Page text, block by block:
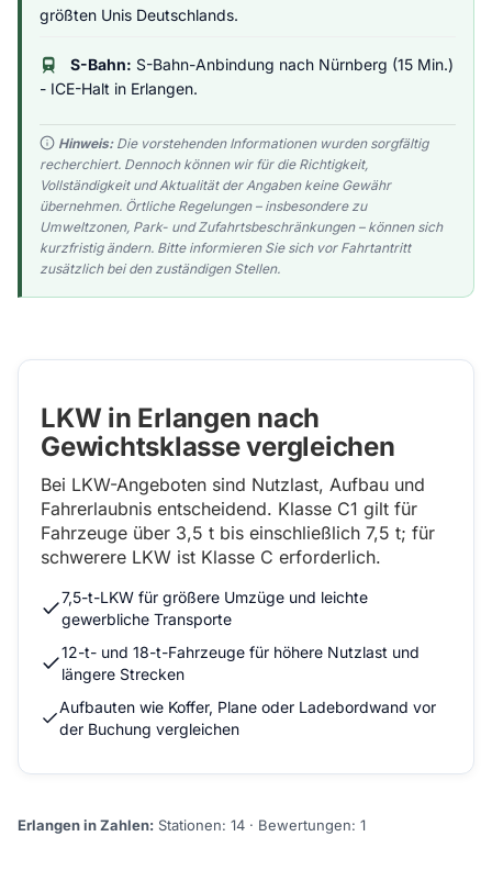
größten Unis Deutschlands.
S-Bahn: S-Bahn-Anbindung nach Nürnberg (15 Min.)
- ICE-Halt in Erlangen.
Hinweis:Die vorstehenden Informationen wurden sorgfältig
recherchiert. Dennoch können wir für die Richtigkeit,
Vollständigkeit und Aktualität der Angaben keine Gewähr
übernehmen. Örtliche Regelungen – insbesondere zu
Umweltzonen, Park- und Zufahrtsbeschränkungen – können sich
kurzfristig ändern. Bitte informieren Sie sich vor Fahrtantritt
zusätzlich bei den zuständigen Stellen.
LKW in Erlangen nach
Gewichtsklasse vergleichen
Bei LKW-Angeboten sind Nutzlast, Aufbau und
Fahrerlaubnis entscheidend. Klasse C1 gilt für
Fahrzeuge über 3,5 t bis einschließlich 7,5 t; für
schwerere LKW ist Klasse C erforderlich.
7,5-t-LKW für größere Umzüge und leichte
gewerbliche Transporte
12-t- und 18-t-Fahrzeuge für höhere Nutzlast und
längere Strecken
Aufbauten wie Koffer, Plane oder Ladebordwand vor
der Buchung vergleichen
Erlangen in Zahlen: Stationen: 14 · Bewertungen: 1